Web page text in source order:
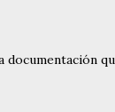
documentación